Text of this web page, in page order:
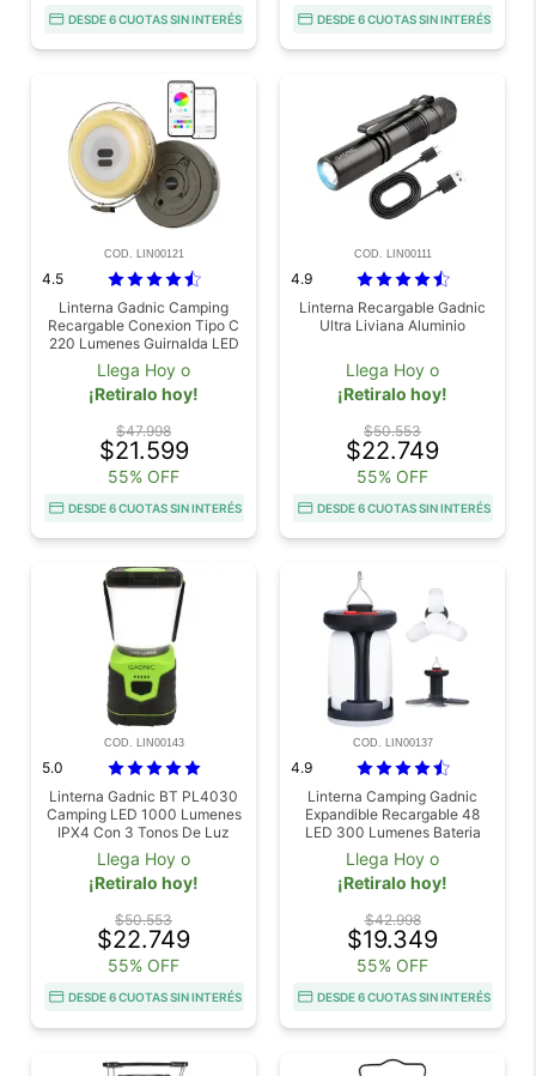
DESDE 6 CUOTAS SIN INTERÉS DESDE 6 CUOTAS SIN INTERÉS
COD. LIN00121
4.5
Linterna Gadnic Camping
Recargable Conexion Tipo C
220 Lumenes Guirnalda LED
5.8 Metros RGB IP44 Bateria
1800 mAh
Llega Hoy o
¡Retiralo hoy!
$47.998
$21.599
55% OFF
DESDE 6 CUOTAS SIN INTERÉS
COD. LIN00111
4.9
Linterna Recargable Gadnic
Ultra Liviana Aluminio
Llega Hoy o
¡Retiralo hoy!
$50.553
$22.749
55% OFF
DESDE 6 CUOTAS SIN INTERÉS
COD. LIN00143
5.0
Linterna Gadnic BT PL4030
Camping LED 1000 Lumenes
IPX4 Con 3 Tonos De Luz
Dimmer Ajustable Y Alcance
De 15 Metros
Llega Hoy o
¡Retiralo hoy!
$50.553
$22.749
55% OFF
DESDE 6 CUOTAS SIN INTERÉS
COD. LIN00137
4.9
Linterna Camping Gadnic
Expandible Recargable 48
LED 300 Lumenes Bateria
1200 mAh USB IP43
Llega Hoy o
¡Retiralo hoy!
$42.998
$19.349
55% OFF
DESDE 6 CUOTAS SIN INTERÉS